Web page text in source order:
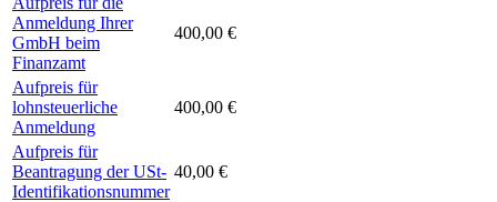
Anmeldung Ihrer
GmbH beim
Finanzamt
400,00 €
Aufpreis für
lohnsteuerliche
Anmeldung
400,00 €
Aufpreis für
Beantragung der USt-
Identifikationsnummer
40,00 €